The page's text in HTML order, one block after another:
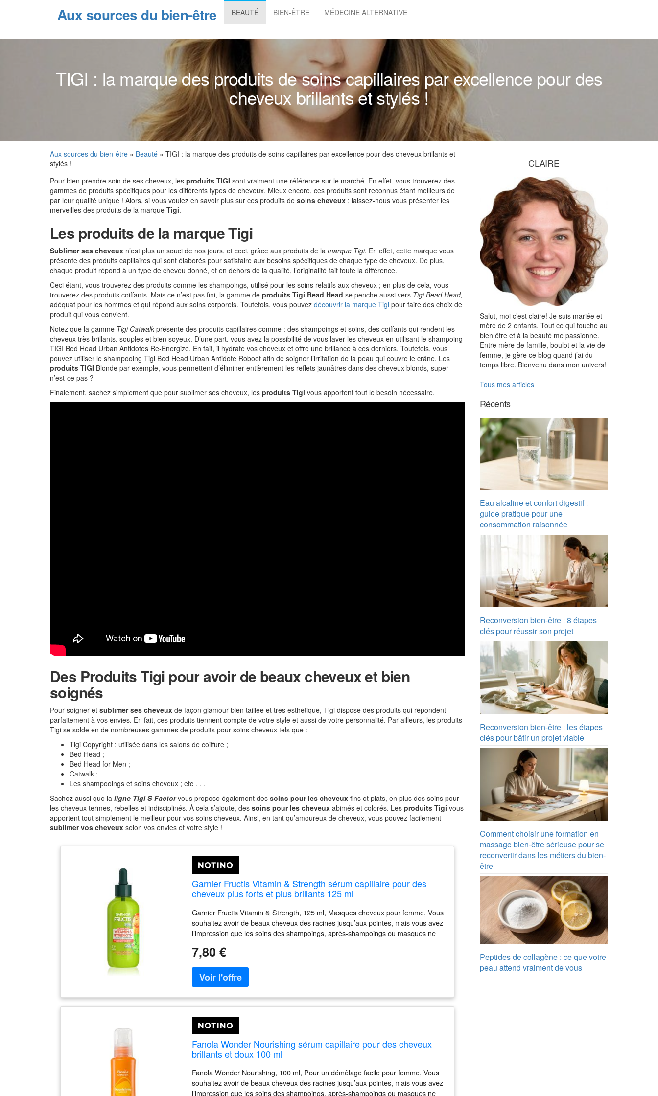
Aux sources du bien-être BEAUTÉ BIEN-ÊTRE MÉDECINE ALTERNATIVE
TIGI : la marque des produits de soins capillaires par excellence pour des
cheveux brillants et stylés !
Aux sources du bien-être » Beauté » TIGI : la marque des produits de soins capillaires par excellence pour des cheveux brillants et
stylés !
Pour bien prendre soin de ses cheveux, les produits TIGI sont vraiment une référence sur le marché. En effet, vous trouverez des
gammes de produits spécifiques pour les différents types de cheveux. Mieux encore, ces produits sont reconnus étant meilleurs de
par leur qualité unique ! Alors, si vous voulez en savoir plus sur ces produits de soins cheveux ; laissez-nous vous présenter les
merveilles des produits de la marque Tigi.
Les produits de la marque Tigi
Sublimer ses cheveux n’est plus un souci de nos jours, et ceci, grâce aux produits de la marque Tigi. En effet, cette marque vous
présente des produits capillaires qui sont élaborés pour satisfaire aux besoins spécifiques de chaque type de cheveux. De plus,
chaque produit répond à un type de cheveu donné, et en dehors de la qualité, l’originalité fait toute la différence.
Ceci étant, vous trouverez des produits comme les shampoings, utilisé pour les soins relatifs aux cheveux ; en plus de cela, vous
trouverez des produits coiffants. Mais ce n’est pas fini, la gamme de produits Tigi Bead Head se penche aussi vers Tigi Bead Head,
adéquat pour les hommes et qui répond aux soins corporels. Toutefois, vous pouvez découvrir la marque Tigi pour faire des choix de
produit qui vous convient.
Notez que la gamme Tigi Catwalk présente des produits capillaires comme : des shampoings et soins, des coiffants qui rendent les
cheveux très brillants, souples et bien soyeux. D’une part, vous avez la possibilité de vous laver les cheveux en utilisant le shampoing
TIGI Bed Head Urban Antidotes Re-Energize. En fait, il hydrate vos cheveux et offre une brillance à ces derniers. Toutefois, vous
pouvez utiliser le shampooing Tigi Bed Head Urban Antidote Roboot afin de soigner l’irritation de la peau qui couvre le crâne. Les
produits TIGI Blonde par exemple, vous permettent d’éliminer entièrement les reflets jaunâtres dans des cheveux blonds, super
n’est-ce pas ?
Finalement, sachez simplement que pour sublimer ses cheveux, les produits Tigi vous apportent tout le besoin nécessaire.
Des Produits Tigi pour avoir de beaux cheveux et bien
soignés
Pour soigner et sublimer ses cheveux de façon glamour bien taillée et très esthétique, Tigi dispose des produits qui répondent
parfaitement à vos envies. En fait, ces produits tiennent compte de votre style et aussi de votre personnalité. Par ailleurs, les produits
Tigi se solde en de nombreuses gammes de produits pour soins cheveux tels que :
Tigi Copyright : utilisée dans les salons de coiffure ;
Bed Head ;
Bed Head for Men ;
Catwalk ;
Les shampooings et soins cheveux ; etc . . .
Sachez aussi que la ligne Tigi S-Factorvous propose également des soins pour les cheveux fins et plats, en plus des soins pour
les cheveux termes, rebelles et indisciplinés. À cela s’ajoute, des soins pour les cheveux abimés et colorés. Les produits Tigi vous
apportent tout simplement le meilleur pour vos soins cheveux. Ainsi, en tant qu’amoureux de cheveux, vous pouvez facilement
sublimer vos cheveux selon vos envies et votre style !
Garnier Fructis Vitamin & Strength sérum capillaire pour des
cheveux plus forts et plus brillants 125 ml
Garnier Fructis Vitamin & Strength, 125 ml, Masques cheveux pour femme, Vous
souhaitez avoir de beaux cheveux des racines jusqu’aux pointes, mais vous avez
l’impression que les soins des shampoings, après-shampoings ou masques ne
routine de soins pour vous permettre d’obtenir les résultats souhaités. Il nourrit
briller à nouveau. La formule nourrissante de ce sérum favorise la régénération
naturelle de vos cheveux pour leur redonner vie. En l'utilisant régulièrement,
resplendissants de santé. Le produit : nourrit les cheveux sur toute leur longueur
pénètre la surface des cheveux pour mieux les renforcer renouvelle la brillance
naturelle des cheveux Mode d’emploi : Appliquez directement sur le cuir chevelu
des cheveux secs, ou lavés et séchés à la serviette.
7,80 €
Fanola Wonder Nourishing sérum capillaire pour des cheveux
brillants et doux 100 ml
Fanola Wonder Nourishing, 100 ml, Pour un démêlage facile pour femme, Vous
souhaitez avoir de beaux cheveux des racines jusqu’aux pointes, mais vous avez
l’impression que les soins des shampoings, après-shampoings ou masques ne
CLAIRE
Salut, moi c’est claire! Je suis mariée et
mère de 2 enfants. Tout ce qui touche au
bien être et à la beauté me passionne.
Entre mère de famille, boulot et la vie de
femme, je gère ce blog quand j’ai du
temps libre. Bienvenu dans mon univers!
Tous mes articles
Récents
Eau alcaline et confort digestif :
guide pratique pour une
consommation raisonnée
Reconversion bien-être : 8 étapes
clés pour réussir son projet
Reconversion bien-être : les étapes
clés pour bâtir un projet viable
Comment choisir une formation en
massage bien-être sérieuse pour se
reconvertir dans les métiers du bien-
être
Peptides de collagène : ce que votre
peau attend vraiment de vous